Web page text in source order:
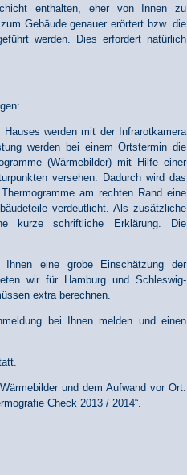
enthalten, eher von Innen zu
Gebäude genauer erörtert bzw. die
werden. Dies erfordert natürlich
werden mit der Infrarotkamera
werden bei einem Ortstermin die
(Wärmebilder) mit Hilfe einer
versehen. Dadurch wird das
am rechten Rand eine
verdeutlicht. Als zusätzliche
kurze schriftliche Erklärung. Die
Ihnen eine grobe Einschätzung der
wir für Hamburg und Schleswig-
extra berechnen.
bei Ihnen melden und einen
und dem Aufwand vor Ort.
Check 2013 / 2014“.